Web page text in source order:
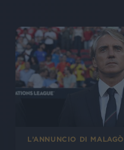
L’ANNUNCIO DI MALAGÒ